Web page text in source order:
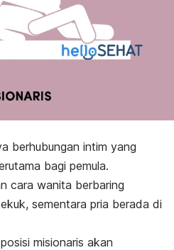
berhubungan intim yang
bagi pemula.
cara wanita berbaring
sementara pria berada di
misionaris akan